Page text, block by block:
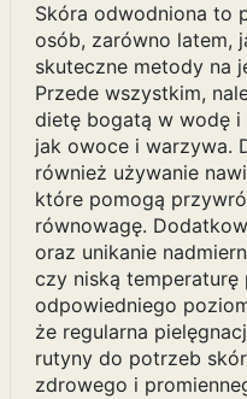
Skóra odwodniona to
osób, zarówno latem,
skuteczne metody na
Przede wszystkim,
dietę bogatą w wodę i
jak owoce i warzywa.
również używanie
które pomogą
równowagę.
oraz unikanie
czy niską
odpowiedniego
że regularna
rutyny do potrzeb
zdrowego i